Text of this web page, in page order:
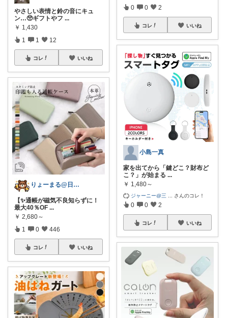
やさしい表情と鈴の音にキュ
ン…🥺ギフトやフ ...
￥ 1,430
1 1 12
コレ いいね
りょーまる@日用品×ファッション
【✨通帳が磁気不良知らずに！
最大40％OF ...
￥ 2,680～
1 0 446
コレ いいね
0 0 2
コレ いいね
小島一真
家を出てから「鍵どこ？財布ど
こ？」が始まる ...
￥ 1,480～
ジャーニー@三 さんのコレ！
0 0 2
コレ いいね